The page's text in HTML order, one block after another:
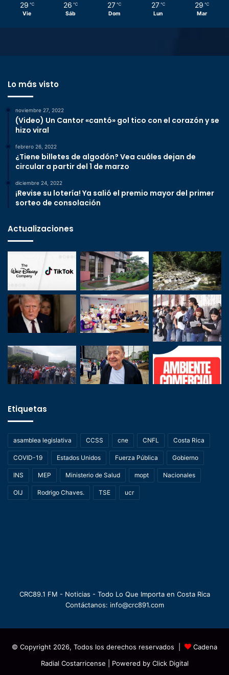
29 ℃
Vie
26 ℃
Sáb
27 ℃
Dom
27 ℃
Lun
29 ℃
Mar
Lo más visto
noviembre 27, 2022
(Video) Un Cantor «cantó» gol tico con el corazón y se
hizo viral
febrero 26, 2022
¿Tiene billetes de algodón? Vea cuáles dejan de
circular a partir del 1 de marzo
diciembre 24, 2022
¡Revise su lotería! Ya salió el premio mayor del primer
sorteo de consolación
Actualizaciones
Etiquetas
asamblea legislativa CCSS cne CNFL Costa Rica
COVID-19 Estados Unidos Fuerza Pública Gobierno
INS MEP Ministerio de Salud mopt Nacionales
OIJ Rodrigo Chaves. TSE ucr
CRC89.1 FM - Noticias - Todo Lo Que Importa en Costa Rica
Contáctanos: info@crc891.com
© Copyright 2026, Todos los derechos reservados |
Cadena
Radial Costarricense | Powered by Click Digital